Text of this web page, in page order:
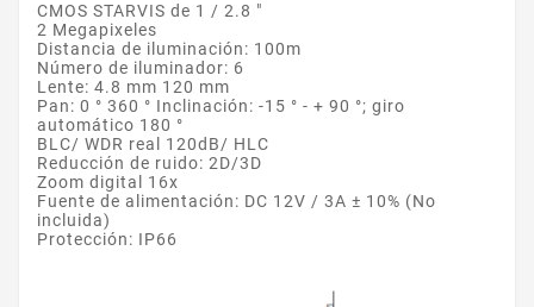
CMOS STARVIS de 1 / 2.8 "
2 Megapixeles
Distancia de iluminación: 100m
Número de iluminador: 6
Lente: 4.8 mm 120 mm
Pan: 0 ° 360 ° Inclinación: -15 ° - + 90 °; giro
automático 180 °
BLC/ WDR real 120dB/ HLC
Reducción de ruido: 2D/3D
Zoom digital 16x
Fuente de alimentación: DC 12V / 3A ± 10% (No
incluida)
Protección: IP66